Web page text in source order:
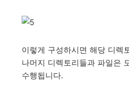
이렇게 구성하시면 해당 디렉
나머지 디렉토리들과 파일은
수행됩니다.